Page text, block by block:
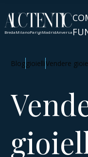
BredaMilanoParigiMadridAnversa
BloggioielliVendere